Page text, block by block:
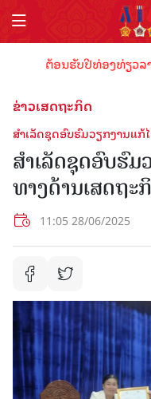
ຕ້ອນຮັບປີທ່ອງທ່ຽວລາວ
ຂ່າວເສດຖະກິດ
ສຳເລັດຊຸດອົບຮົມວຽກງານແ
ສຳເລັດຊຸດອົບຮົມ
ທາງດ້ານເສດຖະ
11:05 28/06/2025